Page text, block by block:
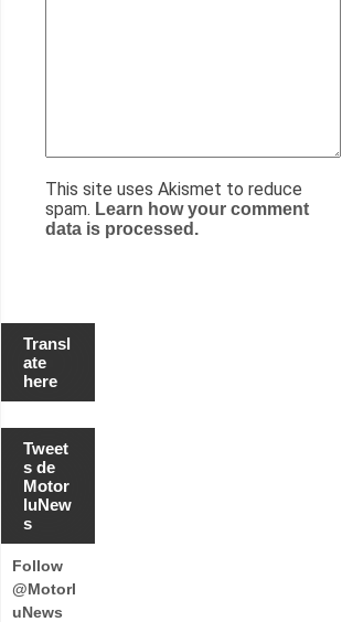
This site uses Akismet to reduce
spam. Learn how your comment
data is processed.
Transl
ate
here
Tweet
s de
Motor
luNew
s
Follow
@Motorl
uNews